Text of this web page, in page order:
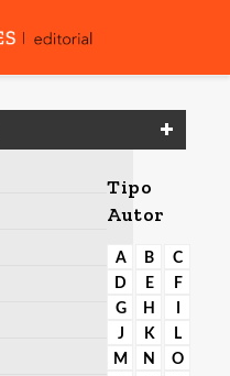
Tipo
Autor
A B
C
D
E
F
G
H
J
K
L
M
N
O